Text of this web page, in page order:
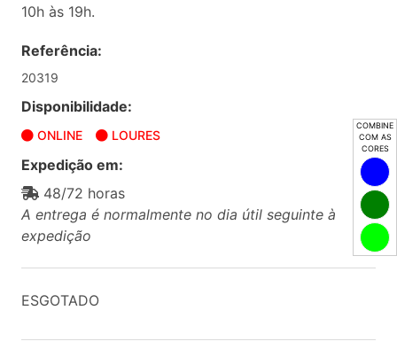
COMBINE
COM AS
CORES
10h às 19h.
Referência:
20319
Disponibilidade:
ONLINE LOURES
Expedição em:
48/72 horas
A entrega é normalmente no dia útil seguinte à
expedição
ESGOTADO